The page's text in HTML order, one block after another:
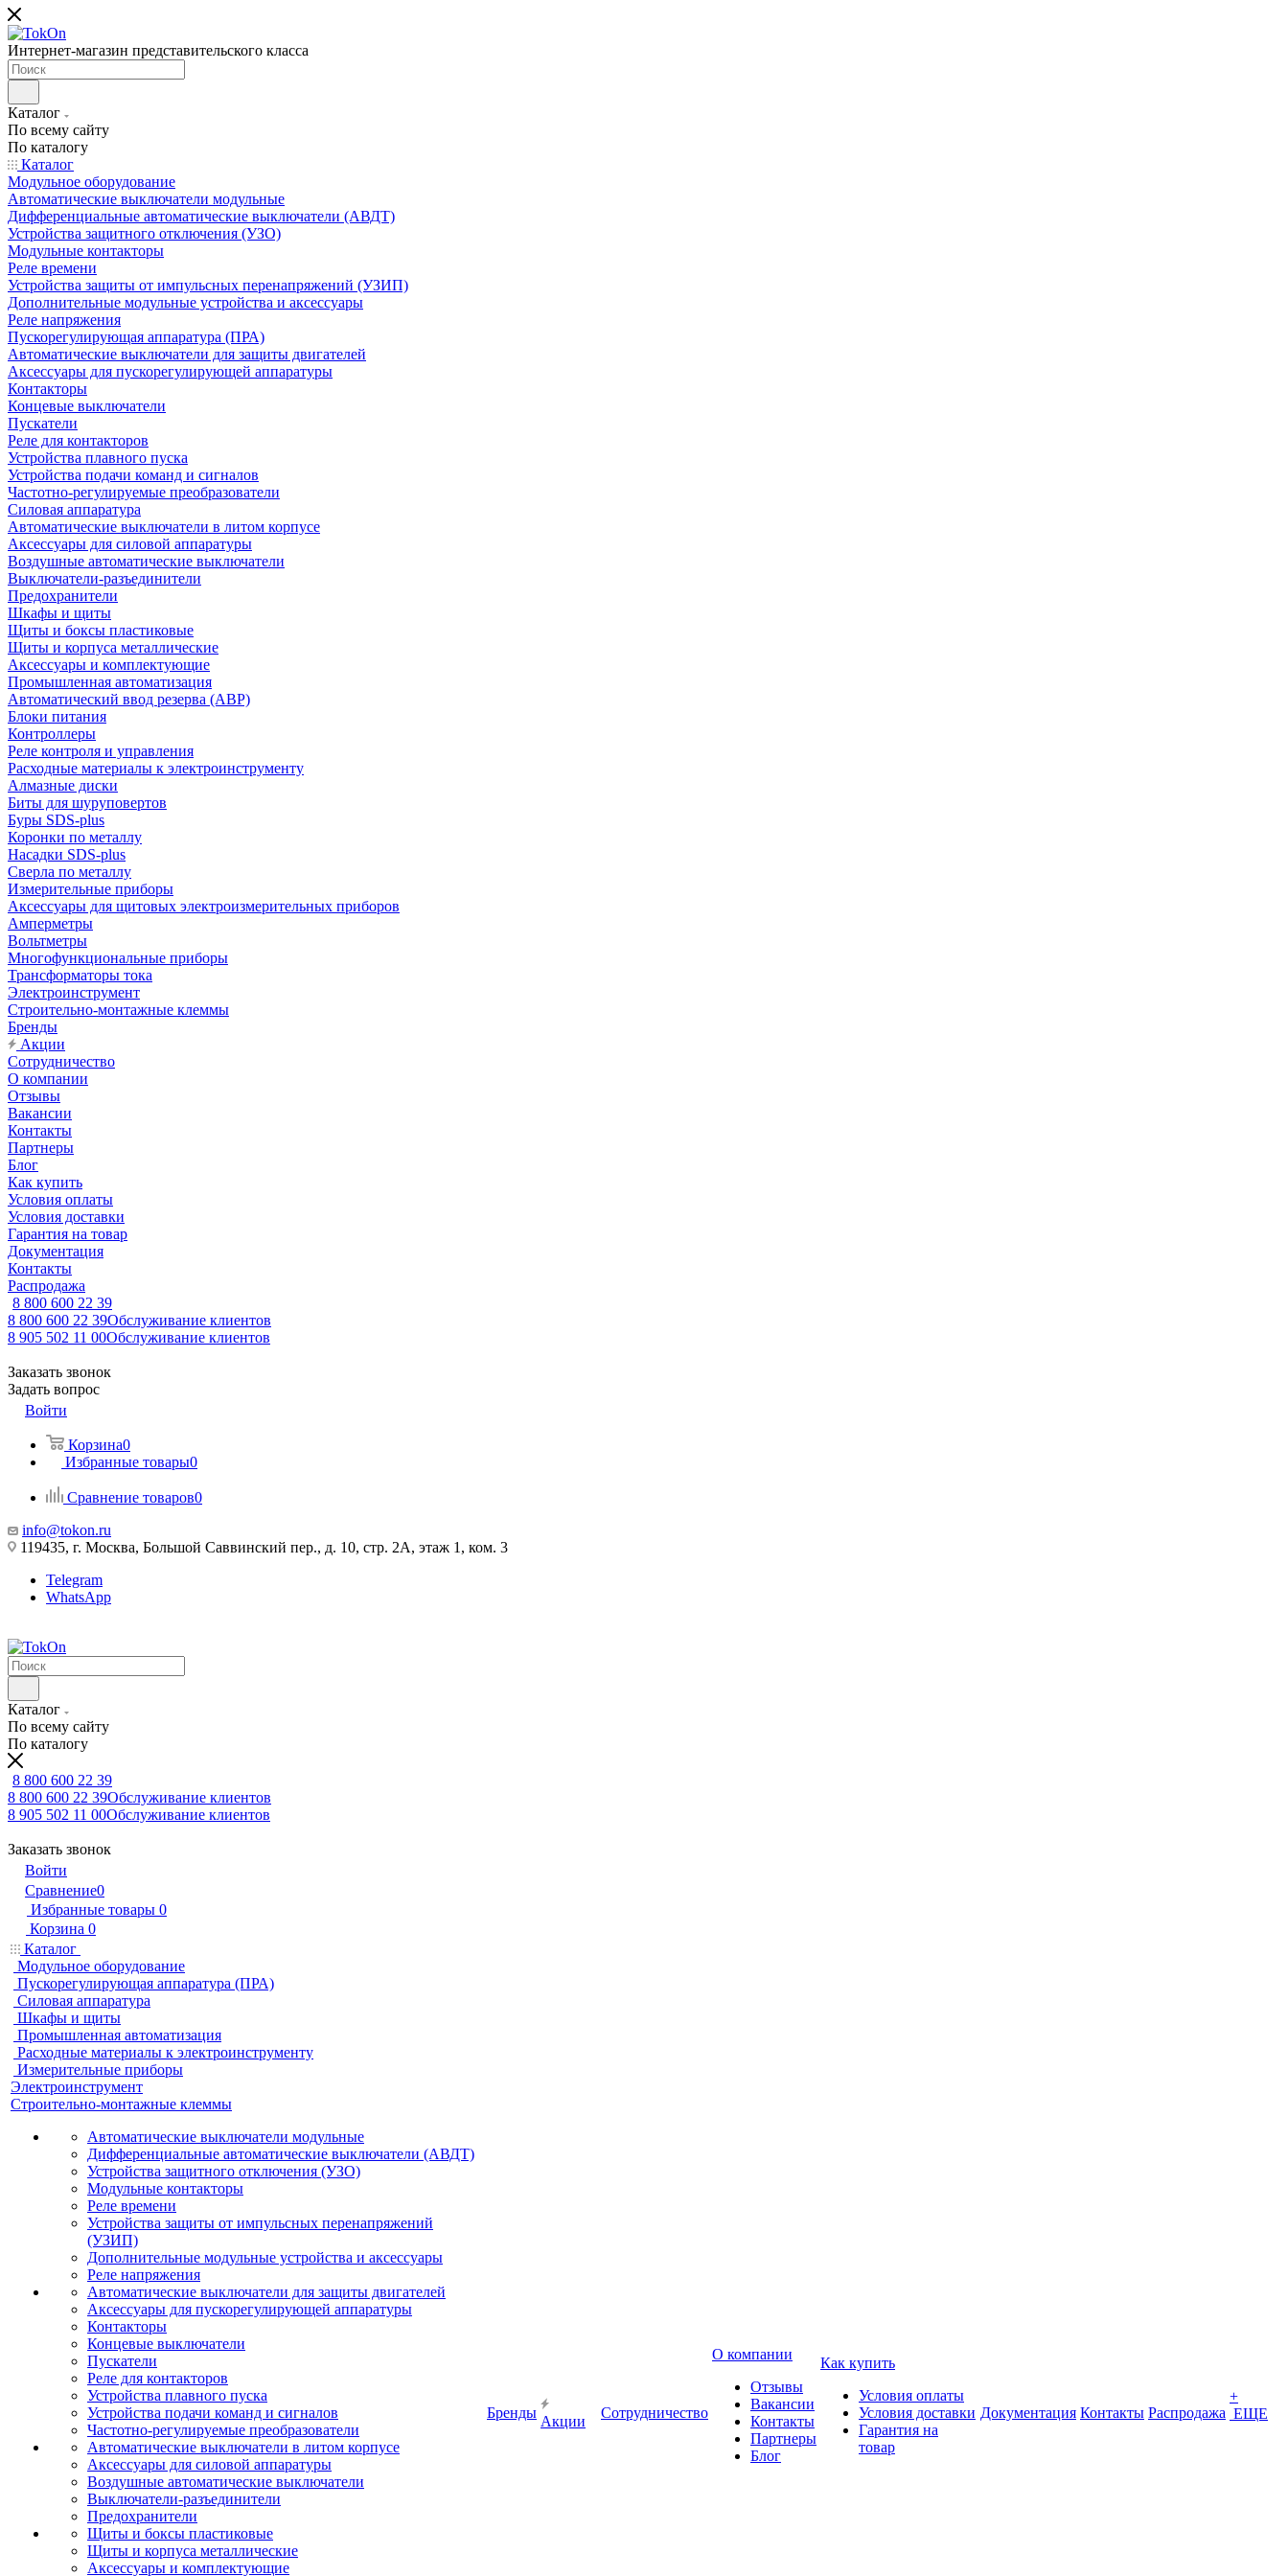
Интернет-магазин представительского класса
Каталог
По всему сайту
По каталогу
Каталог
Модульное оборудование
Автоматические выключатели модульные
Дифференциальные автоматические выключатели (АВДТ)
Устройства защитного отключения (УЗО)
Модульные контакторы
Реле времени
Устройства защиты от импульсных перенапряжений (УЗИП)
Дополнительные модульные устройства и аксессуары
Реле напряжения
Пускорегулирующая аппаратура (ПРА)
Автоматические выключатели для защиты двигателей
Аксессуары для пускорегулирующей аппаратуры
Контакторы
Концевые выключатели
Пускатели
Реле для контакторов
Устройства плавного пуска
Устройства подачи команд и сигналов
Частотно-регулируемые преобразователи
Силовая аппаратура
Автоматические выключатели в литом корпусе
Аксессуары для силовой аппаратуры
Воздушные автоматические выключатели
Выключатели-разъединители
Предохранители
Шкафы и щиты
Щиты и боксы пластиковые
Щиты и корпуса металлические
Аксессуары и комплектующие
Промышленная автоматизация
Автоматический ввод резерва (АВР)
Блоки питания
Контроллеры
Реле контроля и управления
Расходные материалы к электроинструменту
Алмазные диски
Биты для шуруповертов
Буры SDS-plus
Коронки по металлу
Насадки SDS-plus
Сверла по металлу
Измерительные приборы
Аксессуары для щитовых электроизмерительных приборов
Амперметры
Вольтметры
Многофункциональные приборы
Трансформаторы тока
Электроинструмент
Строительно-монтажные клеммы
Бренды
Акции
Сотрудничество
О компании
Отзывы
Вакансии
Контакты
Партнеры
Блог
Как купить
Условия оплаты
Условия доставки
Гарантия на товар
Документация
Контакты
Распродажа
8 800 600 22 39
8 800 600 22 39Обслуживание клиентов
8 905 502 11 00Обслуживание клиентов
Заказать звонок
Задать вопрос
Войти
Корзина0
Избранные товары0
Сравнение товаров0
info@tokon.ru
119435, г. Москва, Большой Саввинский пер., д. 10, стр. 2А, этаж 1, ком. 3
Telegram
WhatsApp
Каталог
По всему сайту
По каталогу
8 800 600 22 39
8 800 600 22 39Обслуживание клиентов
8 905 502 11 00Обслуживание клиентов
Заказать звонок
Войти
Сравнение0
Избранные товары 0
Корзина 0
Каталог
Модульное оборудование
Пускорегулирующая аппаратура (ПРА)
Силовая аппаратура
Шкафы и щиты
Промышленная автоматизация
Расходные материалы к электроинструменту
Измерительные приборы
Электроинструмент
Строительно-монтажные клеммы
Автоматические выключатели модульные
Дифференциальные автоматические выключатели (АВДТ)
Устройства защитного отключения (УЗО)
Модульные контакторы
Реле времени
Устройства защиты от импульсных перенапряжений
(УЗИП)
Дополнительные модульные устройства и аксессуары
Реле напряжения
Автоматические выключатели для защиты двигателей
Аксессуары для пускорегулирующей аппаратуры
Контакторы
Концевые выключатели
Пускатели
Реле для контакторов
Устройства плавного пуска
Устройства подачи команд и сигналов
Частотно-регулируемые преобразователи
Автоматические выключатели в литом корпусе
Аксессуары для силовой аппаратуры
Воздушные автоматические выключатели
Выключатели-разъединители
Предохранители
Щиты и боксы пластиковые
Щиты и корпуса металлические
Аксессуары и комплектующие
Бренды
Акции
Сотрудничество
О компании
Отзывы
Вакансии
Контакты
Партнеры
Блог
Как купить
Условия оплаты
Условия доставки
Гарантия на
товар
Документация Контакты Распродажа
+
ЕЩЕ